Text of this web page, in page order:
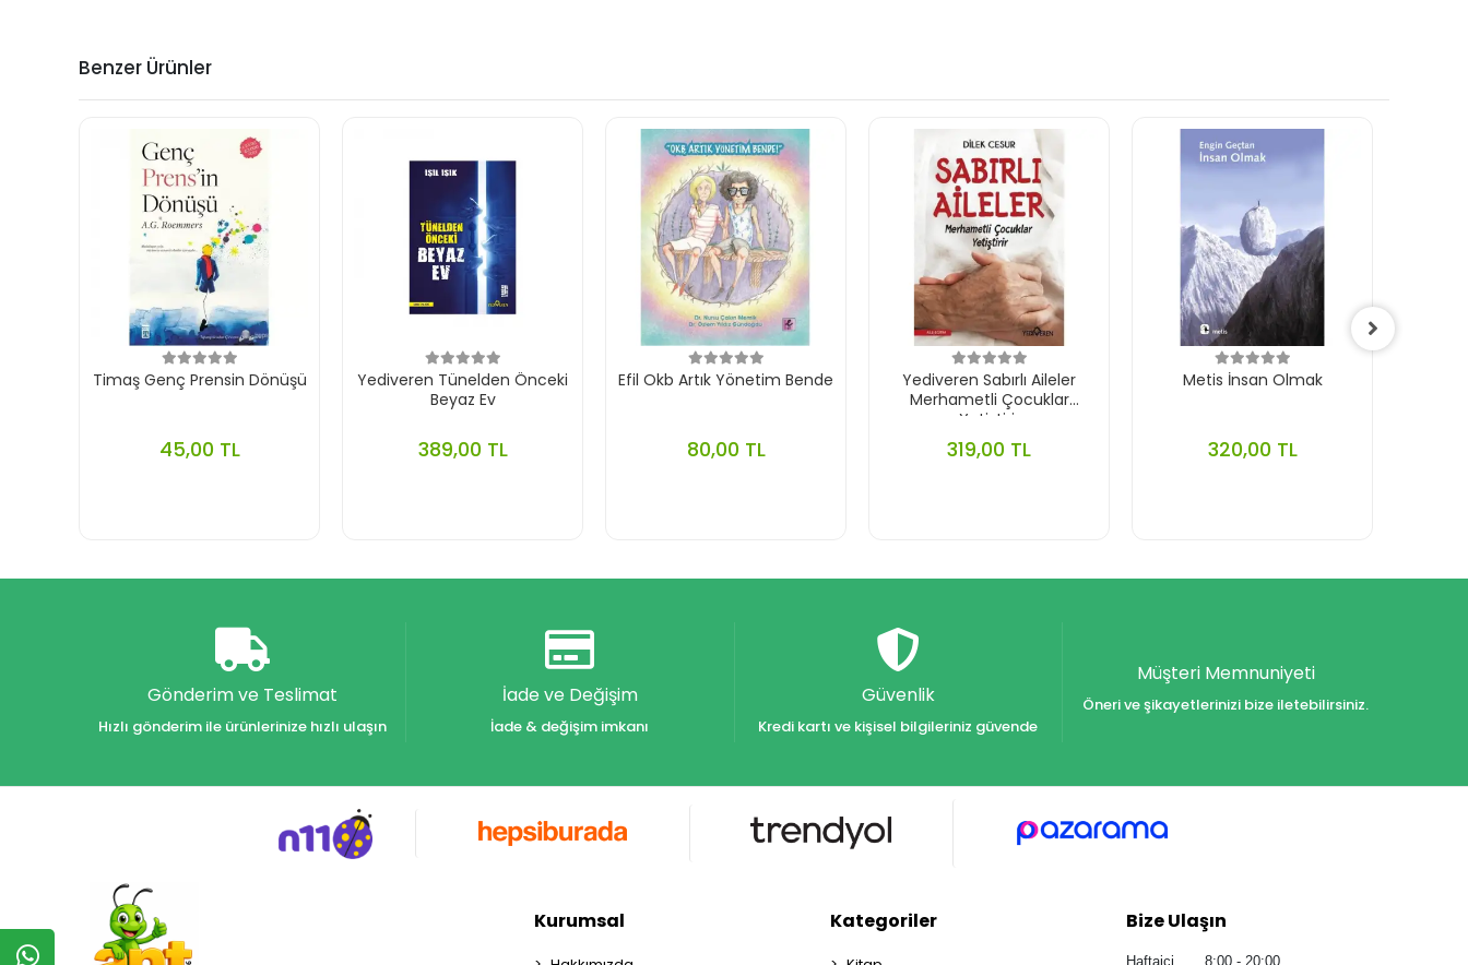
Benzer Ürünler
Timaş Genç Prensin Dönüşü
45,00 TL
Yediveren Tünelden Önceki
Beyaz Ev
389,00 TL
Efil Okb Artık Yönetim Bende
80,00 TL
Yediveren Sabırlı Aileler
Merhametli Çocuklar
Yetiştirir
319,00 TL
Metis İnsan Olmak
320,00 TL
Gönderim ve Teslimat
Hızlı gönderim ile ürünlerinize hızlı ulaşın
İade ve Değişim
İade & değişim imkanı
Güvenlik
Kredi kartı ve kişisel bilgileriniz güvende
Müşteri Memnuniyeti
Öneri ve şikayetlerinizi bize iletebilirsiniz.
Kurumsal Kategoriler Bize Ulaşın
Haftaiçi 8:00 - 20:00